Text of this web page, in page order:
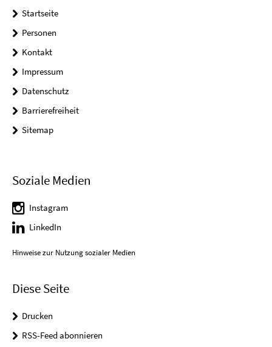
Startseite
Personen
Kontakt
Impressum
Datenschutz
Barrierefreiheit
Sitemap
Soziale Medien
Instagram
LinkedIn
Hinweise zur Nutzung sozialer Medien
Diese Seite
Drucken
RSS-Feed abonnieren